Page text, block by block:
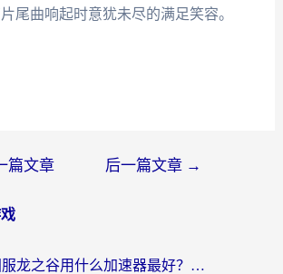
尾曲响起时意犹未尽的满足笑容。
篇文章 后一篇文章 →
国外玩国服龙之谷用什么加速器最好？一份给海外游子的终极指南